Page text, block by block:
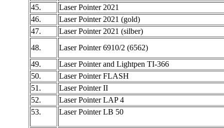
45.
Laser Pointer 2021
46.
Laser Pointer 2021 (gold)
47.
Laser Pointer 2021 (silber)
48.
Laser Pointer 6910/2 (6562)
49.
Laser Pointer and Lightpen TI-366
50.
Laser Pointer FLASH
51.
Laser Pointer II
52.
Laser Pointer LAP 4
53.
Laser Pointer LB 50